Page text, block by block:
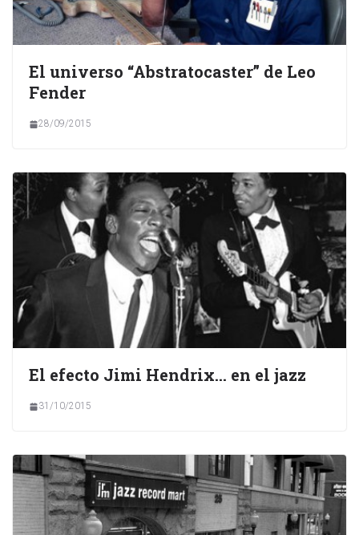
El universo “Abstratocaster” de Leo
Fender
28/09/2015
El efecto Jimi Hendrix… en el jazz
31/10/2015